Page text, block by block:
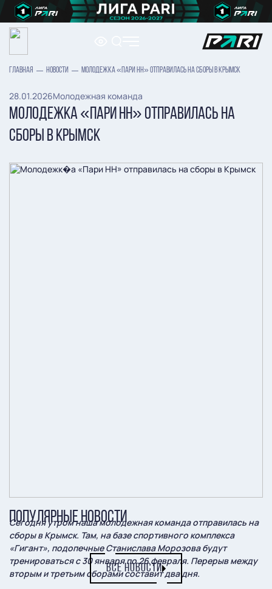
ГЛАВНАЯ НОВОСТИ МОЛОДЕЖКА «ПАРИ НН» ОТПРАВИЛАСЬ НА СБОРЫ В КРЫМСК
28.01.2026Молодежная команда
МОЛОДЕЖКА «ПАРИ НН» ОТПРАВИЛАСЬ НА
СБОРЫ В КРЫМСК
Сегодня утром наша молодежная команда отправилась на
сборы в Крымск. Там, на базе спортивного комплекса
«Гигант», подопечные Станислава Морозова будут
тренироваться с 30 января по 26 февраля. Перерыв между
вторым и третьим сборами составит два дня.
ПОПУЛЯРНЫЕ НОВОСТИ
ВСЕ НОВОСТИ